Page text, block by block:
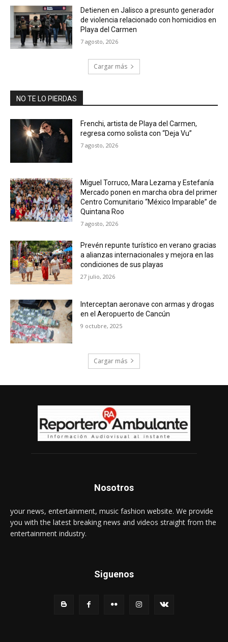
Detienen en Jalisco a presunto generador
de violencia relacionado con homicidios en
Playa del Carmen
7 agosto, 2026
Cargar más
NO TE LO PIERDAS
Frenchi, artista de Playa del Carmen,
regresa como solista con “Deja Vu”
7 agosto, 2026
Miguel Torruco, Mara Lezama y Estefanía
Mercado ponen en marcha obra del primer
Centro Comunitario “México Imparable” de
Quintana Roo
7 agosto, 2026
Prevén repunte turístico en verano gracias
a alianzas internacionales y mejora en las
condiciones de sus playas
27 julio, 2026
Interceptan aeronave con armas y drogas
en el Aeropuerto de Cancún
9 octubre, 2025
Cargar más
Nosotros
your news, entertainment, music fashion website. We provide
you with the latest breaking news and videos straight from the
entertainment industry.
Siguenos